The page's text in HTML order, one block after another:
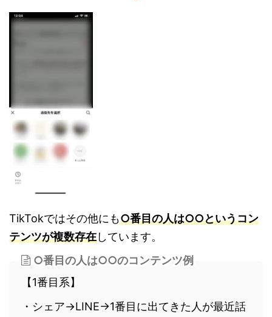
TikTokではその他にも○番目の人は○○というコン
テンツが複数存在しています。
○番目の人は○○のコンテンツ例
【1番目系】
・シェア→LINE→1番目に出てきた人が最近話